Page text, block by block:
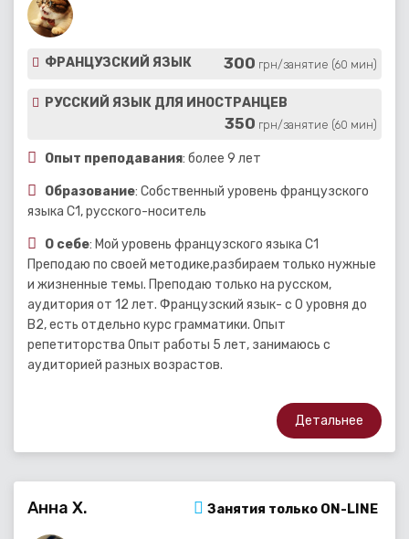
ФРАНЦУЗСКИЙ ЯЗЫК 300 грн/занятие (60 мин)
РУССКИЙ ЯЗЫК ДЛЯ ИНОСТРАНЦЕВ
350 грн/занятие (60 мин)
Опыт преподавания: более 9 лет
Образование: Собственный уровень французского
языка С1, русского-носитель
О себе: Мой уровень французского языка С1
Преподаю по своей методике,разбираем только нужные
и жизненные темы. Преподаю только на русском,
аудитория от 12 лет. Французский язык- с 0 уровня до
В2, есть отдельно курс грамматики. Опыт
репетиторства Опыт работы 5 лет, занимаюсь с
аудиторией разных возрастов.
Детальнее
Анна Х. Занятия только ON-LINE